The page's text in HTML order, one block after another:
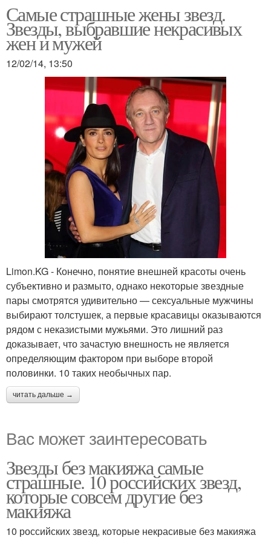
Самые страшные жены звезд.
Звезды, выбравшие некрасивых
жен и мужей
12/02/14, 13:50
Limon.KG - Конечно, понятие внешней красоты очень
субъективно и размыто, однако некоторые звездные
пары смотрятся удивительно — сексуальные мужчины
выбирают толстушек, а первые красавицы оказываются
рядом с неказистыми мужьями. Это лишний раз
доказывает, что зачастую внешность не является
определяющим фактором при выборе второй
половинки. 10 таких необычных пар.
читать дальше →
Вас может заинтересовать
Звезды без макияжа самые
страшные. 10 российских звезд,
которые совсем другие без
макияжа
10 российских звезд, которые некрасивые без макияжа